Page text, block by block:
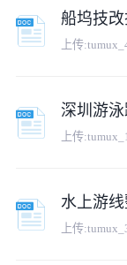
船坞技
上传:
上传:
水上游
上传: